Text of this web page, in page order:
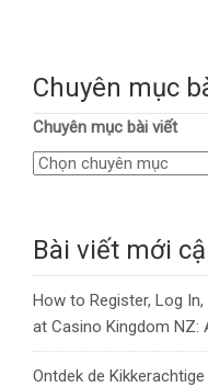
Chuyên mục
Chuyên mục bài viết
Bài viết mới
How to Register, Log
at Casino Kingdom NZ:
Ontdek de